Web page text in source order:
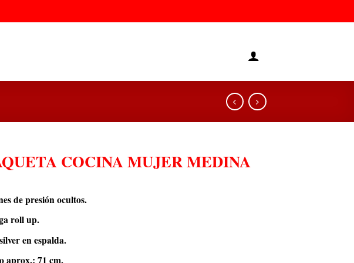
COCINA MUJER MEDINA
de presión ocultos.
roll up.
en espalda.
aprox.: 71 cm.